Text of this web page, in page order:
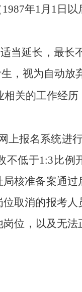
年1月1日
当延长，最长
，视为自动放
关的工作经
上报名系统进
低于1:3比例
核准备案通过
取消的报考人
位，以及无